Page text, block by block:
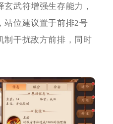
武符增强生存能力，
站位建议置于前排2号
制干扰敌方前排，同时